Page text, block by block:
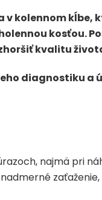
kolennom kĺbe,
kosťou.
kvalitu
diagnostiku a
najmä pri